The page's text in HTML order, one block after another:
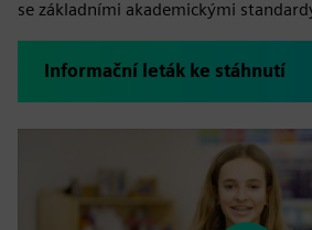
se základními akademickými
Informační leták ke stáhnutí